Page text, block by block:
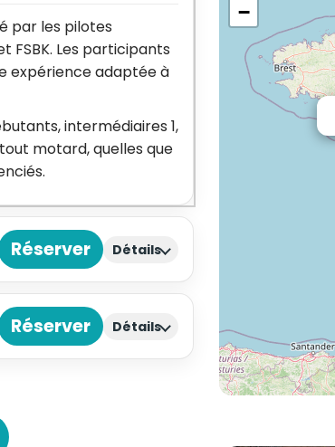
par les pilotes
FSBK. Les participants
expérience adaptée à
intermédiaires 1,
motard, quelles que
Réserver Détails
Réserver Détails
−